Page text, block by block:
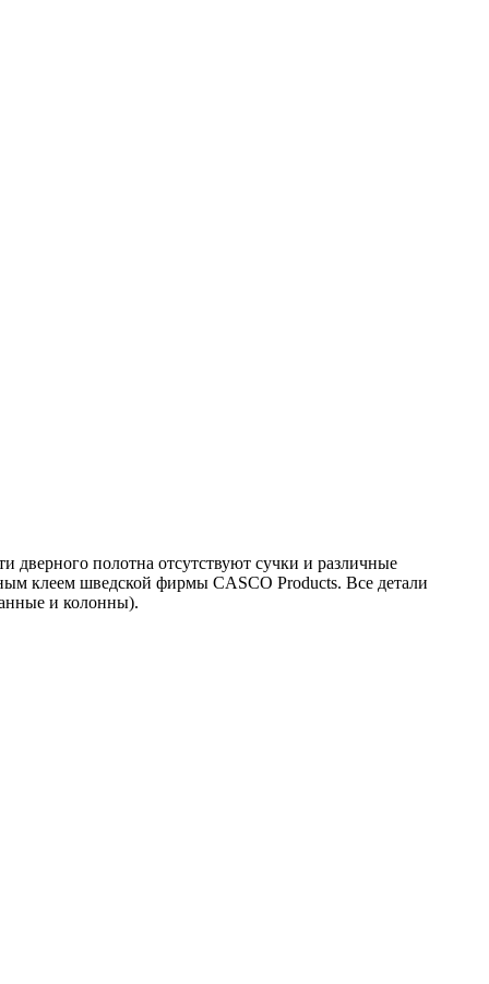
дверного полотна отсутствуют сучки и различные
клеем шведской фирмы CASCO Products. Все детали
и колонны).